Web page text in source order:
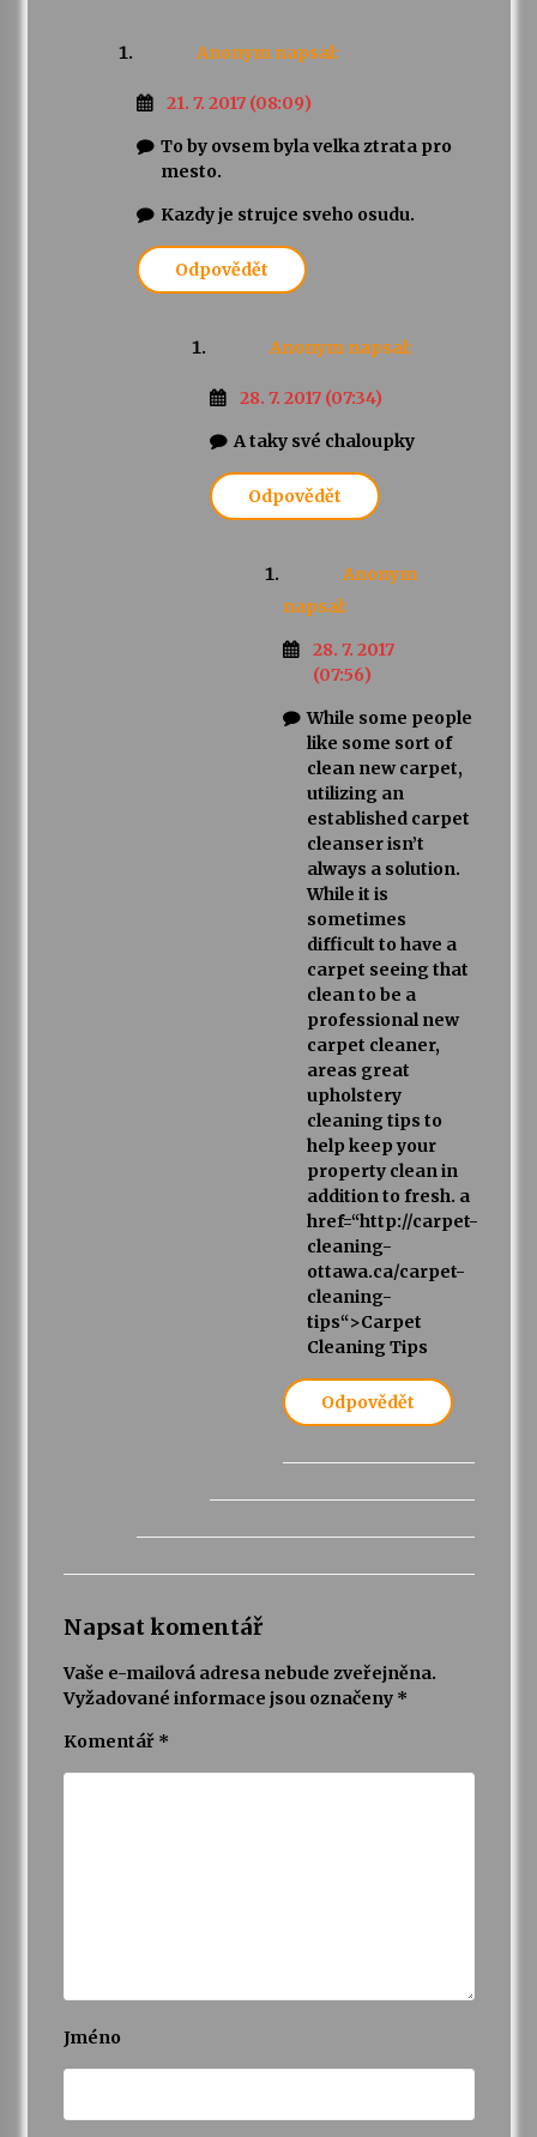
Anonym napsal:
21. 7. 2017 (08:09)
To by ovsem byla velka ztrata pro
mesto.
Kazdy je strujce sveho osudu.
Odpovědět
Anonym napsal:
28. 7. 2017 (07:34)
A taky své chaloupky
Odpovědět
Anonym
napsal:
28. 7. 2017
(07:56)
While some people
like some sort of
clean new carpet,
utilizing an
established carpet
cleanser isn’t
always a solution.
While it is
sometimes
difficult to have a
carpet seeing that
clean to be a
professional new
carpet cleaner,
areas great
upholstery
cleaning tips to
help keep your
property clean in
addition to fresh. a
href=“http://carpet-
cleaning-
ottawa.ca/carpet-
cleaning-
tips“>Carpet
Cleaning Tips
Odpovědět
Napsat komentář
Vaše e-mailová adresa nebude zveřejněna.
Vyžadované informace jsou označeny *
Komentář *
Jméno